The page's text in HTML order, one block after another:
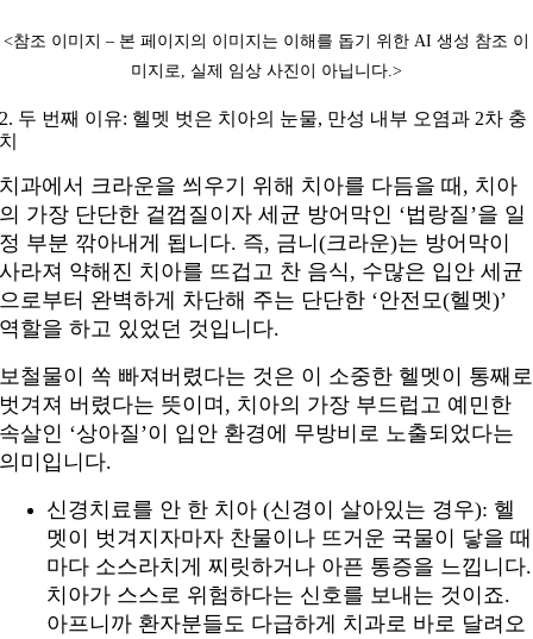
<참조 이미지 – 본 페이지의 이미지는 이해를 돕기 위한 AI 생성 참조 이
미지로, 실제 임상 사진이 아닙니다.>
2. 두 번째 이유: 헬멧 벗은 치아의 눈물, 만성 내부 오염과 2차 충
치
치과에서 크라운을 씌우기 위해 치아를 다듬을 때, 치아
의 가장 단단한 겉껍질이자 세균 방어막인 ‘법랑질’을 일
정 부분 깎아내게 됩니다. 즉, 금니(크라운)는 방어막이
사라져 약해진 치아를 뜨겁고 찬 음식, 수많은 입안 세균
으로부터 완벽하게 차단해 주는 단단한 ‘안전모(헬멧)’
역할을 하고 있었던 것입니다.
보철물이 쏙 빠져버렸다는 것은 이 소중한 헬멧이 통째로
벗겨져 버렸다는 뜻이며, 치아의 가장 부드럽고 예민한
속살인 ‘상아질’이 입안 환경에 무방비로 노출되었다는
의미입니다.
신경치료를 안 한 치아 (신경이 살아있는 경우): 헬
멧이 벗겨지자마자 찬물이나 뜨거운 국물이 닿을 때
마다 소스라치게 찌릿하거나 아픈 통증을 느낍니다.
치아가 스스로 위험하다는 신호를 보내는 것이죠.
아프니까 환자분들도 다급하게 치과로 바로 달려오